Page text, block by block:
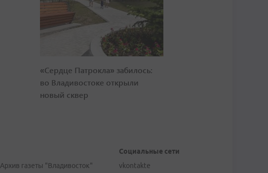
«Сердце Патрокла» забилось:
во Владивостоке открыли
новый сквер
Архив газеты "Владивосток"
Социальные сети
vkontakte